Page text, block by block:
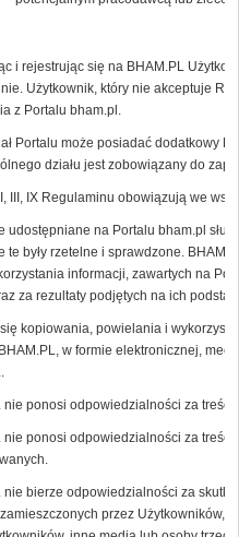
i rejestrując się na BHAM.PL
Użytkownik, który nie akceptuje
z Portalu bham.pl.
Portalu może posiadać dodatkowy
działu jest zobowiązany do
III, IX Regulaminu obowiązują we
udostępniane na Portalu bham.pl
te były rzetelne i sprawdzone.
informacji, zawartych na
za rezultaty podjętych na ich
kopiowania, powielania i
w formie elektronicznej,
nie ponosi odpowiedzialności za
nie ponosi odpowiedzialności za treści
nie bierze odpowiedzialności za
przez Użytkowników,